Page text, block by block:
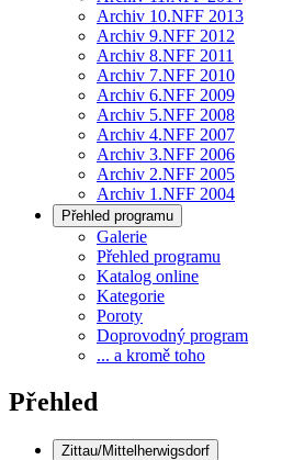
Archiv 10.NFF 2013
Archiv 9.NFF 2012
Archiv 8.NFF 2011
Archiv 7.NFF 2010
Archiv 6.NFF 2009
Archiv 5.NFF 2008
Archiv 4.NFF 2007
Archiv 3.NFF 2006
Archiv 2.NFF 2005
Archiv 1.NFF 2004
Přehled programu
Galerie
Přehled programu
Katalog online
Kategorie
Poroty
Doprovodný program
... a kromě toho
Přehled
Zittau/Mittelherwigsdorf